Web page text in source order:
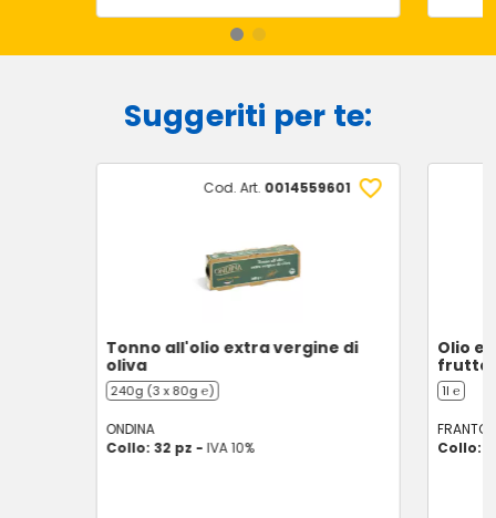
Suggeriti per te:
Cod. Art. 0014559601
Tonno all'olio extra vergine di
oliva
240g (3 x 80g ℮)
ONDINA
Collo: 32 pz - IVA 10%
Olio
1l ℮
Collo: